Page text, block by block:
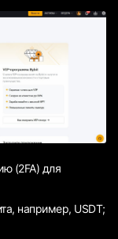
(2FA) для
например, USDT;